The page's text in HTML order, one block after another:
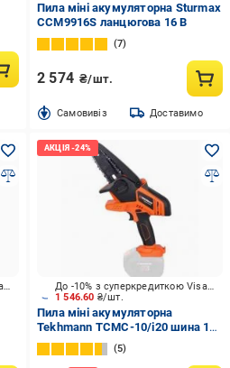
Пила міні акумуляторна Sturmax
CCM9916S ланцюгова 16 В
7
2 574 ₴/шт.
Cамовивіз Доставимо
До -10% з суперкредиткою Visa Вигода
1 546.60 ₴/шт.
До -10% з суперкредиткою Visa Вигода
Пила міні акумуляторна
Tekhmann TCMC-10/i20 шина 100
мм діам різ 80 мм
5